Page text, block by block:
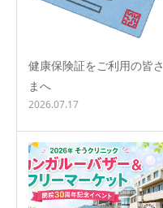
健康保険証をご利用の皆さ
まへ
2026.07.17